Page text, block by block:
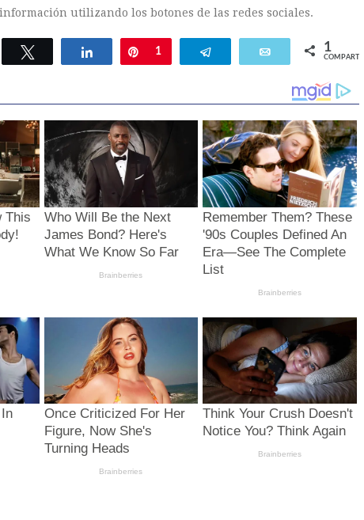
utilizando los botones de las redes sociales.
Twittear Compartir Pin
1 Telegram Email 1
COMPARTIR